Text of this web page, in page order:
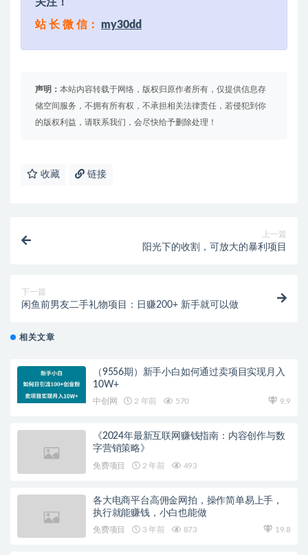
站 长 微 信： my30dd
声明： 本站内容转载于网络，版权归原作者所有，仅提供信息存
储空间服务，不拥有所有权，不承担相关法律责任，若侵犯到你
的版权利益，请联系我们，会尽快给予删除处理！
收藏 链接
上一篇
阳光下的收割，可放大的暴利项目
下一篇
闲鱼前男友二手礼物项目：日赚200+ 新手就可以做
相关文章
（9556期）新手小白如何通过卖项目实现月入
10W+
中创网 2 年前 570 9.9
《2024年最新互联网赚钱指南：内容创作与数
字营销策略》
免费项目 2 年前 493
各大电商平台高佣金网拍，操作简单易上手，
执行就能赚钱，小白也能做
免费项目 3 年前 873 19.8